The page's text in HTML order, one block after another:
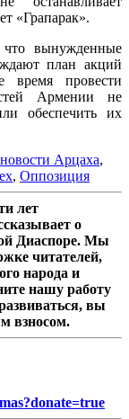
«Грапарак».
что вынужденные
план акций
время провести
Армении не
обеспечить их
новости Арцаха,
, Оппозиция
лет
о
Диаспоре. Мы
читателей,
народа и
нашу работу
вы
взносом.